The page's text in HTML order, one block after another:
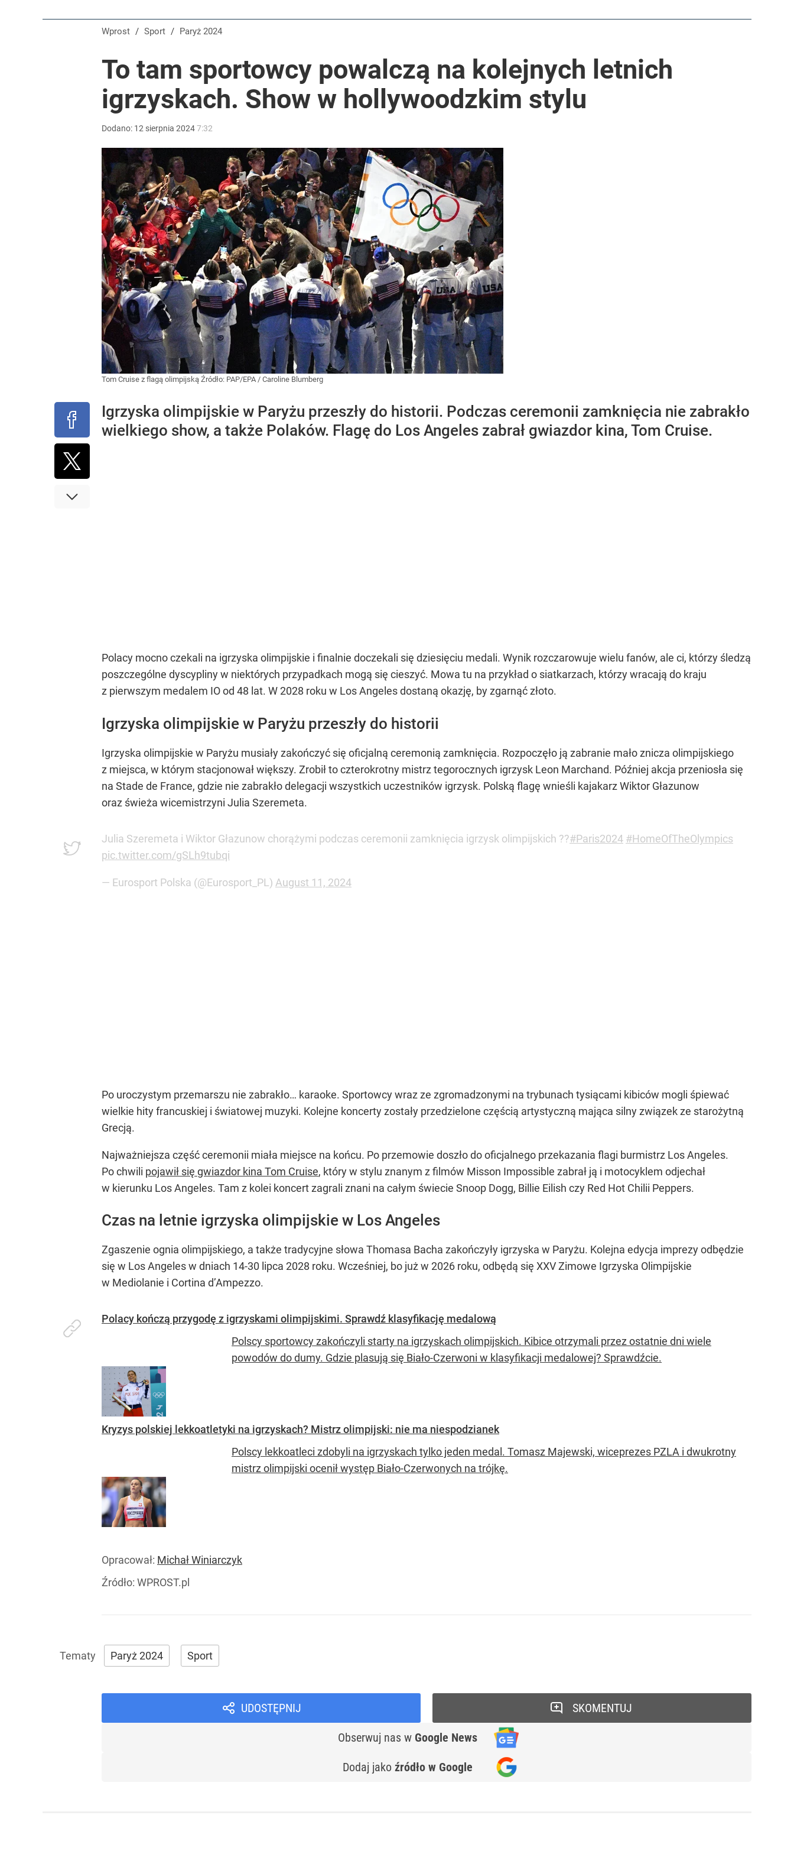
Reprezentant Polski wypisze się z kadry? To kontrowersyjna decyzja
Tajemnica paragonów grozy. Tak restauratorzy manipulują cenami nad morzem
Wprost / Sport / Paryż 2024
To tam sportowcy powalczą na kolejnych letnich
igrzyskach. Show w hollywoodzkim stylu
Dodano: 12 sierpnia 20247:32
Tom Cruise z flagą olimpijską Źródło: PAP/EPA / Caroline Blumberg
Igrzyska olimpijskie w Paryżu przeszły do historii. Podczas ceremonii zamknięcia nie zabrakło
wielkiego show, a także Polaków. Flagę do Los Angeles zabrał gwiazdor kina, Tom Cruise.
Polacy mocno czekali na igrzyska olimpijskie i finalnie doczekali się dziesięciu medali. Wynik rozczarowuje wielu fanów, ale ci, którzy śledzą
poszczególne dyscypliny w niektórych przypadkach mogą się cieszyć. Mowa tu na przykład o siatkarzach, którzy wracają do kraju
z pierwszym medalem IO od 48 lat. W 2028 roku w Los Angeles dostaną okazję, by zgarnąć złoto.
Igrzyska olimpijskie w Paryżu przeszły do historii
Igrzyska olimpijskie w Paryżu musiały zakończyć się oficjalną ceremonią zamknięcia. Rozpoczęło ją zabranie mało znicza olimpijskiego
z miejsca, w którym stacjonował większy. Zrobił to czterokrotny mistrz tegorocznych igrzysk Leon Marchand. Później akcja przeniosła się
na Stade de France, gdzie nie zabrakło delegacji wszystkich uczestników igrzysk. Polską flagę wnieśli kajakarz Wiktor Głazunow
oraz świeża wicemistrzyni Julia Szeremeta.
Julia Szeremeta i Wiktor Głazunow chorążymi podczas ceremonii zamknięcia igrzysk olimpijskich ??#Paris2024 #HomeOfTheOlympics
pic.twitter.com/gSLh9tubqi
— Eurosport Polska (@Eurosport_PL) August 11, 2024
Po uroczystym przemarszu nie zabrakło… karaoke. Sportowcy wraz ze zgromadzonymi na trybunach tysiącami kibiców mogli śpiewać
wielkie hity francuskiej i światowej muzyki. Kolejne koncerty zostały przedzielone częścią artystyczną mająca silny związek ze starożytną
Grecją.
Najważniejsza część ceremonii miała miejsce na końcu. Po przemowie doszło do oficjalnego przekazania flagi burmistrz Los Angeles.
Po chwili pojawił się gwiazdor kina Tom Cruise, który w stylu znanym z filmów Misson Impossible zabrał ją i motocyklem odjechał
w kierunku Los Angeles. Tam z kolei koncert zagrali znani na całym świecie Snoop Dogg, Billie Eilish czy Red Hot Chilii Peppers.
Czas na letnie igrzyska olimpijskie w Los Angeles
Zgaszenie ognia olimpijskiego, a także tradycyjne słowa Thomasa Bacha zakończyły igrzyska w Paryżu. Kolejna edycja imprezy odbędzie
się w Los Angeles w dniach 14-30 lipca 2028 roku. Wcześniej, bo już w 2026 roku, odbędą się XXV Zimowe Igrzyska Olimpijskie
w Mediolanie i Cortina d’Ampezzo.
Polacy kończą przygodę z igrzyskami olimpijskimi. Sprawdź klasyfikację medalową
Polscy sportowcy zakończyli starty na igrzyskach olimpijskich. Kibice otrzymali przez ostatnie dni wiele
powodów do dumy. Gdzie plasują się Biało-Czerwoni w klasyfikacji medalowej? Sprawdźcie.
Kryzys polskiej lekkoatletyki na igrzyskach? Mistrz olimpijski: nie ma niespodzianek
Polscy lekkoatleci zdobyli na igrzyskach tylko jeden medal. Tomasz Majewski, wiceprezes PZLA i dwukrotny
mistrz olimpijski ocenił występ Biało-Czerwonych na trójkę.
Opracował: Michał Winiarczyk
Źródło: WPROST.pl
Paryż 2024 Sport
UDOSTĘPNIJ
Obserwuj nas w Google News
Dodaj jako źródło w Google
SKOMENTUJ